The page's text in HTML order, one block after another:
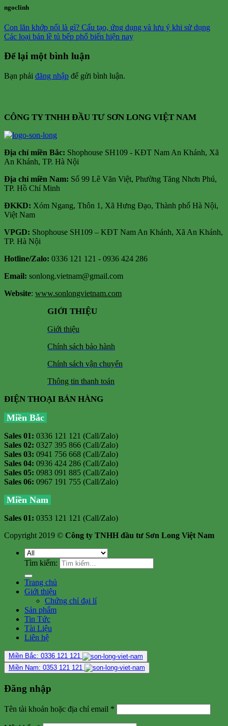
ngoclinh
Con lăn khớp nối là gì? Cấu tạo, ứng dụng và lưu ý khi sử dụng
Các loại bản lề tủ bếp phổ biến hiện nay
Để lại một bình luận
Bạn phải đăng nhập để gửi bình luận.
CÔNG TY TNHH ĐẦU TƯ SƠN LONG VIỆT NAM
Địa chỉ miền Bắc: Shophouse SH109 - KĐT Nam An Khánh, Xã
An Khánh, TP. Hà Nội
Địa chỉ miền Nam: Số 99 Lê Văn Việt, Phường Tăng Nhơn Phú,
TP. Hồ Chí Minh
ĐKKD: Xóm Ngang, Thôn 1, Xã Hưng Đạo, Thành phố Hà Nội,
Việt Nam
VPGD: Shophouse SH109 – KĐT Nam An Khánh, Xã An Khánh,
TP. Hà Nội
Hotline/Zalo: 0336 121 121 - 0936 424 286
Email: sonlong.vietnam@gmail.com
Website: www.sonlongvietnam.com
GIỚI THIỆU
Giới thiệu
Chính sách bảo hành
Chính sách vận chuyển
Thông tin thanh toán
ĐIỆN THOẠI BÁN HÀNG
Miền Bắc
Sales 01: 0336 121 121 (Call/Zalo)
Sales 02: 0327 395 866 (Call/Zalo)
Sales 03: 0941 756 668 (Call/Zalo)
Sales 04: 0936 424 286 (Call/Zalo)
Sales 05: 0983 091 885 (Call/Zalo)
Sales 06: 0967 191 755 (Call/Zalo)
Miền Nam
Sales 01: 0353 121 121 (Call/Zalo)
Copyright 2019 © Công ty TNHH đầu tư Sơn Long Việt Nam
Tìm kiếm:
Trang chủ
Giới thiệu
Chứng chỉ đại lí
Sản phẩm
Tin Tức
Tài Liệu
Liên hệ
Miền Bắc: 0336 121 121
Miền Nam: 0353 121 121
Đăng nhập
Tên tài khoản hoặc địa chỉ email *